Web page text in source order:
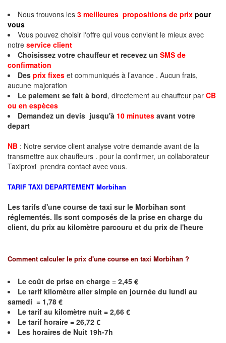
Nous trouvons les 3 meilleures propositions de prix pour
vous
Vous pouvez choisir l'offre qui vous convient le mieux avec
notre service client
Choisissez votre chauffeur et recevez un SMS de
confirmation
Des prix fixes et communiqués à l’avance . Aucun frais,
aucune majoration
Le paiement se fait à bord, directement au chauffeur par CB
ou en espèces
Demandez un devis jusqu'à 10 minutes avant votre
depart
NB : Notre service client analyse votre demande avant de la
transmettre aux chauffeurs . pour la confirmer, un collaborateur
Taxiproxi prendra contact avec vous.
TARIF TAXI DEPARTEMENT Morbihan
Les tarifs d'une course de taxi sur le Morbihan sont
réglementés. Ils sont composés de la prise en charge du
client, du prix au kilomètre parcouru et du prix de l'heure
Comment calculer le prix d'une course en taxi Morbihan ?
Le coût de prise en charge = 2,45 €
Le tarif kilomètre aller simple en journée du lundi au
samedi = 1,78 €
Le tarif au kilomètre nuit = 2,66 €
Le tarif horaire = 26,72 €
Les horaires de Nuit 19h-7h